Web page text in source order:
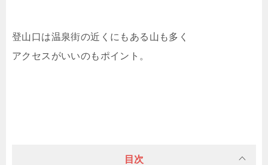
登山口は温泉街の近くにもある山も多く
アクセスがいいのもポイント。
目次